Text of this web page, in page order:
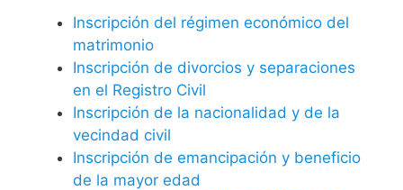
Inscripción del régimen económico del
matrimonio
Inscripción de divorcios y separaciones
en el Registro Civil
Inscripción de la nacionalidad y de la
vecindad civil
Inscripción de emancipación y beneficio
de la mayor edad